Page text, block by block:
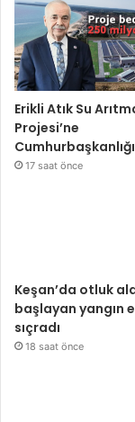
Erikli Atık Su
Projesi’ne
17 saat önce
Keşan’da otluk
başlayan yangın
sıçradı
18 saat önce